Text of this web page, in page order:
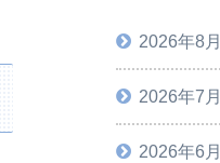
2026年8月
2026年7月
2026年6月